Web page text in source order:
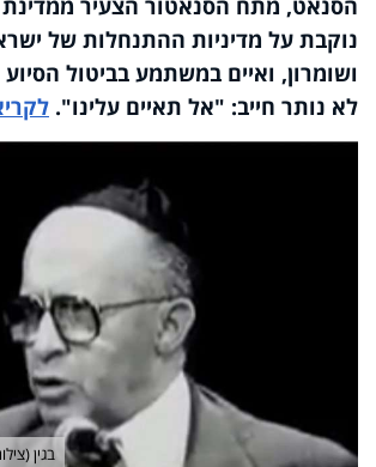
נוקבת על מדיניות ההתנחלות של
ושומרון, ואיים במשתמע בביטול הסיוע
לא נותר חייב: "אל תאיים עלינו"
.
בגין